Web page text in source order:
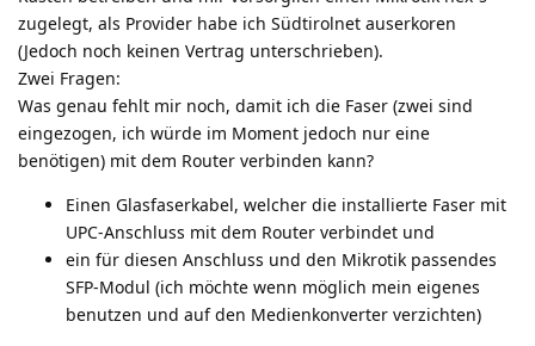
zugelegt, als Provider habe ich Südtirolnet auserkoren
(Jedoch noch keinen Vertrag unterschrieben).
Zwei Fragen:
Was genau fehlt mir noch, damit ich die Faser (zwei sind
eingezogen, ich würde im Moment jedoch nur eine
benötigen) mit dem Router verbinden kann?
Einen Glasfaserkabel, welcher die installierte Faser mit
UPC-Anschluss mit dem Router verbindet und
ein für diesen Anschluss und den Mikrotik passendes
SFP-Modul (ich möchte wenn möglich mein eigenes
benutzen und auf den Medienkonverter verzichten)